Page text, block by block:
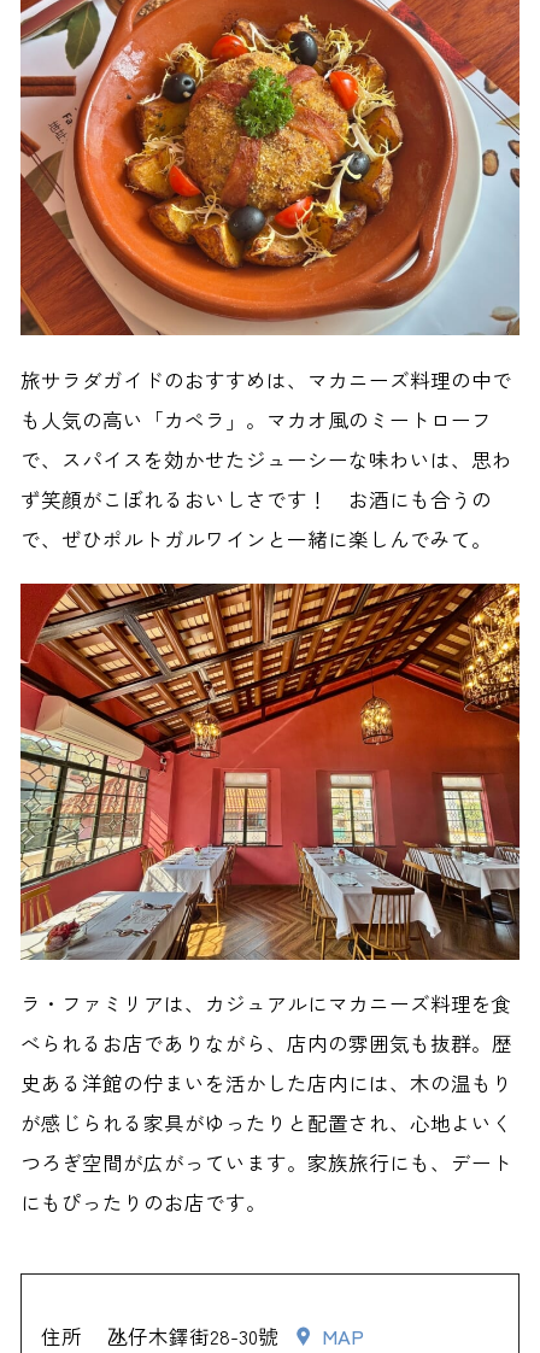
旅サラダガイドのおすすめは、マカニーズ料理の中で
も人気の高い「カペラ」。マカオ風のミートローフ
で、スパイスを効かせたジューシーな味わいは、思わ
ず笑顔がこぼれるおいしさです！ お酒にも合うの
で、ぜひポルトガルワインと一緒に楽しんでみて。
ラ・ファミリアは、カジュアルにマカニーズ料理を食
べられるお店でありながら、店内の雰囲気も抜群。歴
史ある洋館の佇まいを活かした店内には、木の温もり
が感じられる家具がゆったりと配置され、心地よいく
つろぎ空間が広がっています。家族旅行にも、デート
にもぴったりのお店です。
住所 氹仔木鐸街28-30號
MAP